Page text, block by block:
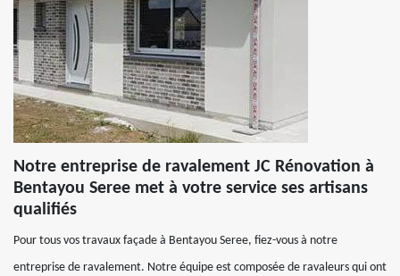
Notre entreprise de ravalement JC Rénovation à
Bentayou Seree met à votre service ses artisans
qualifiés
Pour tous vos travaux façade à Bentayou Seree, fiez-vous à notre
entreprise de ravalement. Notre équipe est composée de ravaleurs qui ont